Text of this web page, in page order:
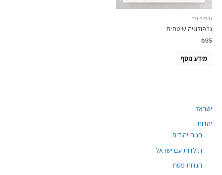
ישראל
יהדות
הגות יהודית
תולדות עם ישראל
הגדות פסח
גרפולוגיה
גרפולוגיה שיטתית
₪35
מידע נוסף